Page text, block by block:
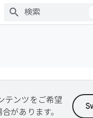
テンツをご希望
があります。